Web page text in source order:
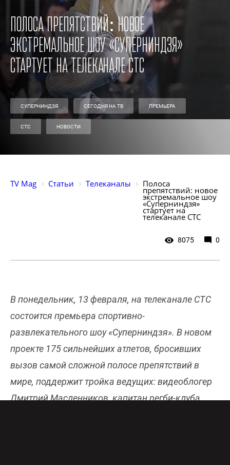
Полоса препятствий: новое
экстремальное шоу «Суперниндзя»
стартует на телеканале СТС
СУПЕРНИНДЗЯ СЕГОДНЯ НА ТВ ПРЕМЬЕРА
СТС НОВОСТИ
TV Mag Статьи Телеканалы Полоса
препятствий: новое
экстремальное шоу
«Суперниндзя»
стартует на
телеканале СТС
8075 0
В понедельник, 13 февраля, на телеканале СТС
состоится премьера спортивно-
развлекательного шоу «Суперниндзя». В новом
проекте 175 сильнейших атлетов, бросивших
вызов самой сложной полосе препятствий в
мире, поддержит тройка ведущих: видеоблогер
Дмитрий Масленников, капитан регби-клуба